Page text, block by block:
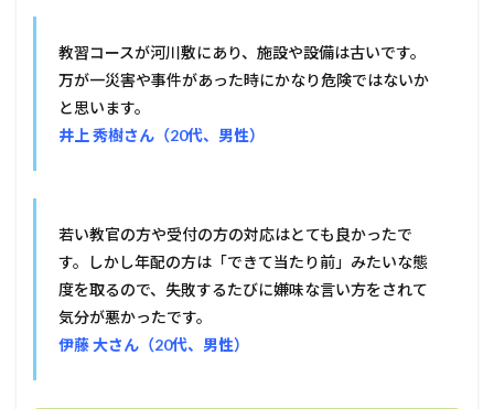
教習コースが河川敷にあり、施設や設備は古いです。
万が一災害や事件があった時にかなり危険ではないか
と思います。
井上 秀樹さん（20代、男性）
若い教官の方や受付の方の対応はとても良かったで
す。しかし年配の方は「できて当たり前」みたいな態
度を取るので、失敗するたびに嫌味な言い方をされて
気分が悪かったです。
伊藤 大さん（20代、男性）